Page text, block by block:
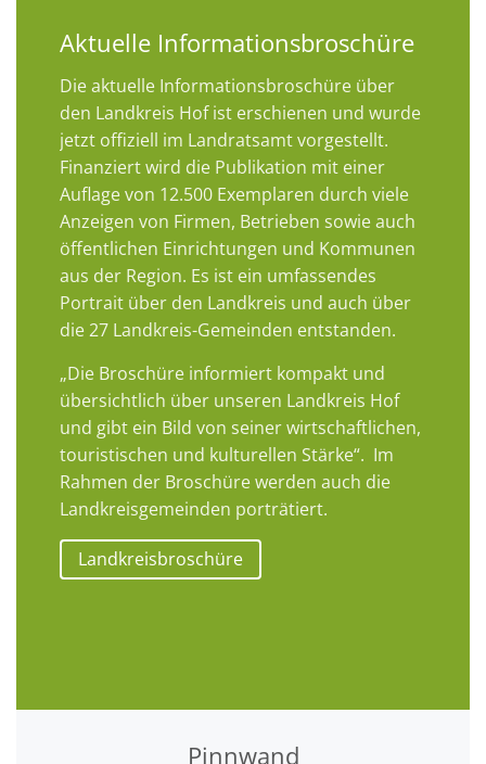
Aktuelle Informationsbroschüre
Die aktuelle Informationsbroschüre über
den Landkreis Hof ist erschienen und wurde
jetzt offiziell im Landratsamt vorgestellt.
Finanziert wird die Publikation mit einer
Auflage von 12.500 Exemplaren durch viele
Anzeigen von Firmen, Betrieben sowie auch
öffentlichen Einrichtungen und Kommunen
aus der Region. Es ist ein umfassendes
Portrait über den Landkreis und auch über
die 27 Landkreis-Gemeinden entstanden.
„Die Broschüre informiert kompakt und
übersichtlich über unseren Landkreis Hof
und gibt ein Bild von seiner wirtschaftlichen,
touristischen und kulturellen Stärke“. Im
Rahmen der Broschüre werden auch die
Landkreisgemeinden porträtiert.
Landkreisbroschüre
Pinnwand